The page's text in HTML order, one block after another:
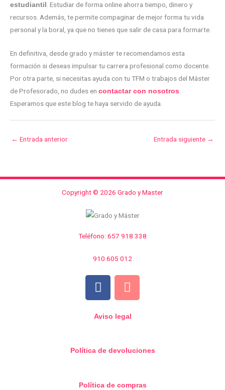
estudiantil
. Estudiar de forma online ahorra tiempo, dinero y
recursos. Además, te permite compaginar de mejor forma tu vida
personal y la boral, ya que no tienes que salir de casa para formarte.
En definitiva, desde grado y máster te recomendamos esta
formación si deseas impulsar tu carrera profesional como docente.
Por otra parte, si necesitas ayuda con tu TFM o trabajos del Máster
de Profesorado, no dudes en contactar con nosotros
Esperamos que este blog te haya servido de ayuda.
← Entrada anterior Entrada siguiente →
Copyright © 2026 Grado y Master
Teléfono: 657 918 338
910 605 012
F
a
e
o
I
n
t
r
m
Aviso legal
Política de devoluciones
Política de compras